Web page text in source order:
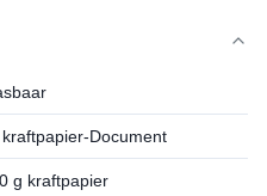
kraftpapier-Document
g kraftpapier